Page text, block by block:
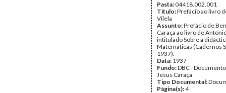
Pasta:04418.002.001
Título:Prefácio ao livro
Vilela
Assunto:Prefácio de
Caraça ao livro de
intitulado Sobre a
Matemáticas (Cadernos
1937).
Data: 1937
Fundo:DBC -
Jesus Caraça
Tipo Documental:
Página(s):4